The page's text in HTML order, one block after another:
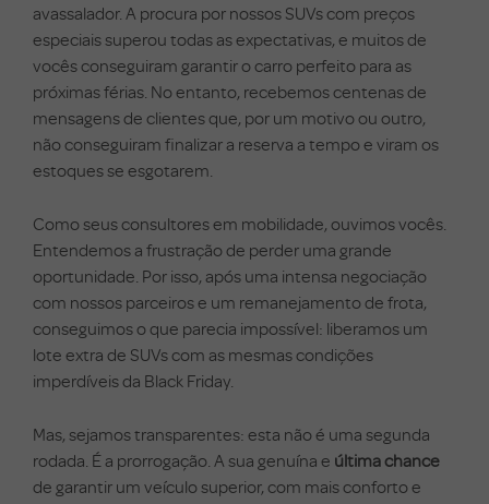
avassalador. A procura por nossos SUVs com preços
especiais superou todas as expectativas, e muitos de
vocês conseguiram garantir o carro perfeito para as
próximas férias. No entanto, recebemos centenas de
mensagens de clientes que, por um motivo ou outro,
não conseguiram finalizar a reserva a tempo e viram os
estoques se esgotarem.
Como seus consultores em mobilidade, ouvimos vocês.
Entendemos a frustração de perder uma grande
oportunidade. Por isso, após uma intensa negociação
com nossos parceiros e um remanejamento de frota,
conseguimos o que parecia impossível: liberamos um
lote extra de SUVs com as mesmas condições
imperdíveis da Black Friday.
Mas, sejamos transparentes: esta não é uma segunda
rodada. É a prorrogação. A sua genuína e última chance
de garantir um veículo superior, com mais conforto e